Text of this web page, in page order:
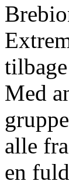
Med
alle
en